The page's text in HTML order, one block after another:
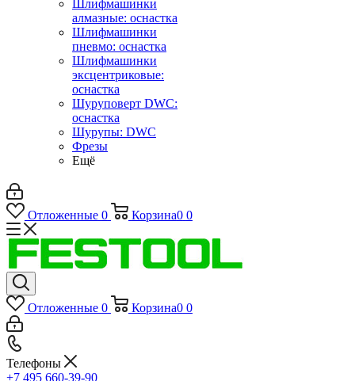
Шлифмашинки
алмазные: оснастка
Шлифмашинки
пневмо: оснастка
Шлифмашинки
эксцентриковые:
оснастка
Шуруповерт DWC:
оснастка
Шурупы: DWC
Фрезы
Ещё
Отложенные 0 Корзина0 0
Отложенные 0 Корзина0 0
Телефоны
+7 495 660-39-90